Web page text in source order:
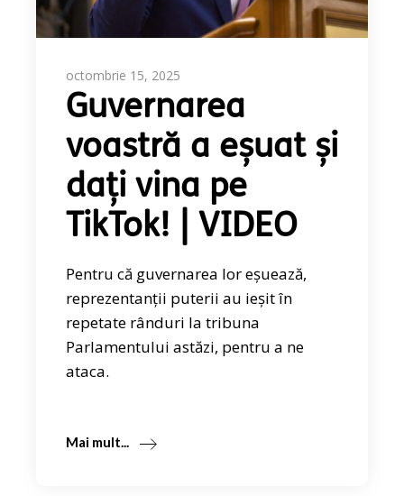
octombrie 15, 2025
Guvernarea
voastră a eșuat și
dați vina pe
TikTok! | VIDEO
Pentru că guvernarea lor eșuează,
reprezentanții puterii au ieșit în
repetate rânduri la tribuna
Parlamentului astăzi, pentru a ne
ataca.
Mai mult...